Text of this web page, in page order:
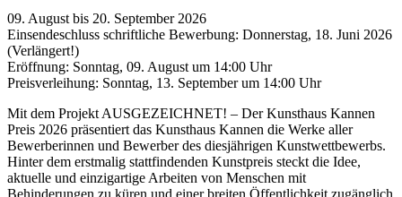
09. August bis 20. September 2026
Einsendeschluss schriftliche Bewerbung: Donnerstag, 18. Juni 2026
(Verlängert!)
Eröffnung: Sonntag, 09. August um 14:00 Uhr
Preisverleihung: Sonntag, 13. September um 14:00 Uhr
Mit dem Projekt AUSGEZEICHNET! – Der Kunsthaus Kannen
Preis 2026 präsentiert das Kunsthaus Kannen die Werke aller
Bewerberinnen und Bewerber des diesjährigen Kunstwettbewerbs.
Hinter dem erstmalig stattfindenden Kunstpreis steckt die Idee,
aktuelle und einzigartige Arbeiten von Menschen mit
Behinderungen zu küren und einer breiten Öffentlichkeit zugänglich